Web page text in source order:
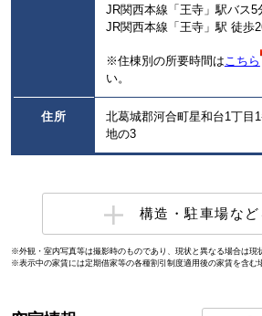
JR関西本線「王寺」駅バス5
JR関西本線「王寺」駅 徒歩
※住棟別の所要時間は こちら
い。
住所
北葛城郡河合町星和台1丁目
地の3
構造・駐車場など
※外観・室内写真等は撮影時のものであり、現状と異なる場合は現
※表示中の家賃には定期借家等の各種割引制度適用後の家賃を含む